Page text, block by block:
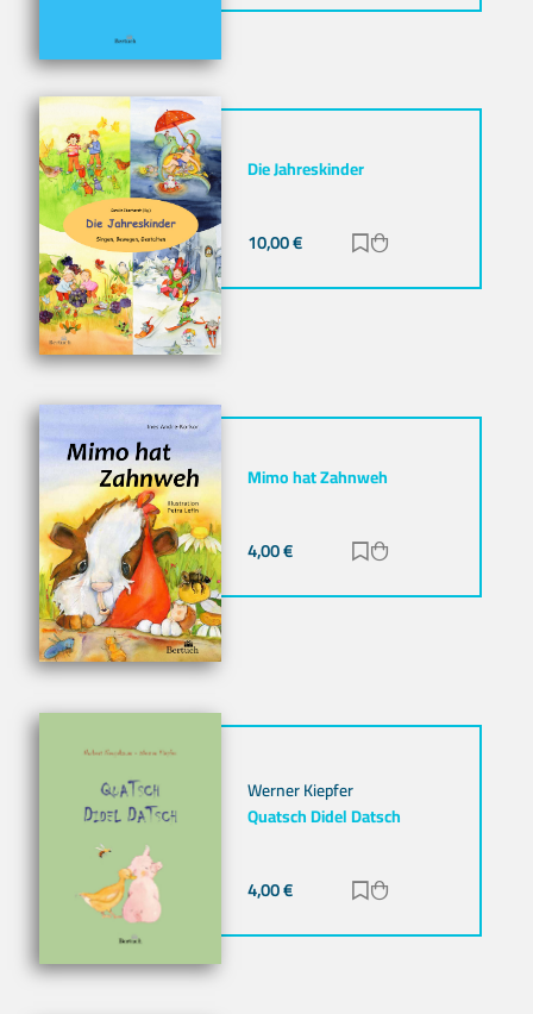
Die Jahreskinder
10,00€ Zur Merkliste
Mimo hat Zahnweh
4,00€ Zur Merkliste
Werner Kiepfer
Quatsch Didel Datsch
4,00€ Zur Merkliste